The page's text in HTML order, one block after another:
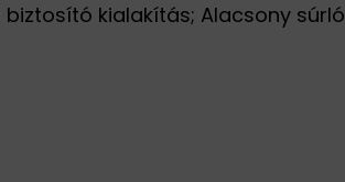
kialakítás; Alacsony